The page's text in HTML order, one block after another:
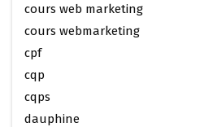
cours web marketing
cours webmarketing
cpf
cqp
cqps
dauphine